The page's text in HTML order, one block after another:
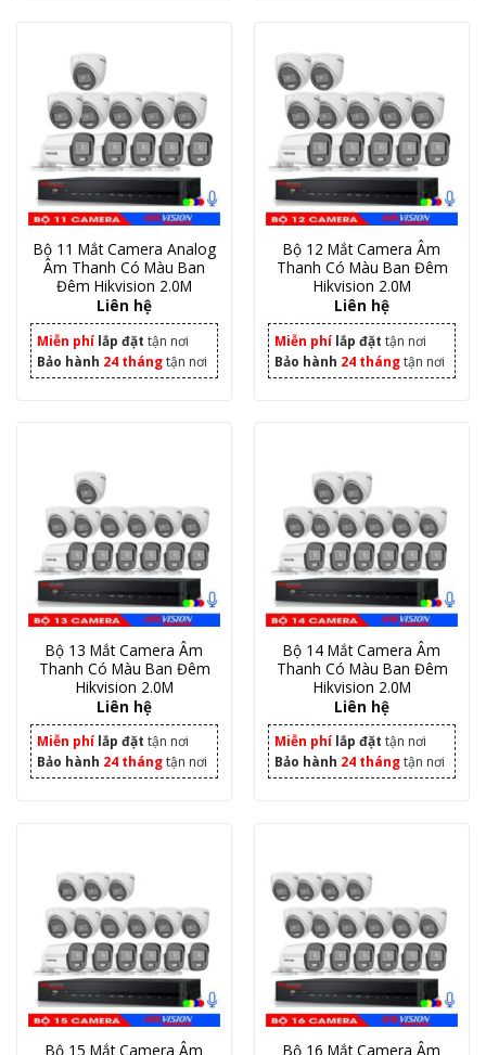
Bộ 11 Mắt Camera Analog
Âm Thanh Có Màu Ban
Đêm Hikvision 2.0M
Liên hệ
Miễn phí lắp đặt tận nơi
Bảo hành 24 thángtận nơi
Bộ 12 Mắt Camera Âm
Thanh Có Màu Ban Đêm
Hikvision 2.0M
Liên hệ
Miễn phí lắp đặt tận nơi
Bảo hành 24 thángtận nơi
Bộ 13 Mắt Camera Âm
Thanh Có Màu Ban Đêm
Hikvision 2.0M
Liên hệ
Miễn phí lắp đặt tận nơi
Bảo hành 24 thángtận nơi
Bộ 14 Mắt Camera Âm
Thanh Có Màu Ban Đêm
Hikvision 2.0M
Liên hệ
Miễn phí lắp đặt tận nơi
Bảo hành 24 thángtận nơi
Bộ 15 Mắt Camera Âm
Bộ 16 Mắt Camera Âm